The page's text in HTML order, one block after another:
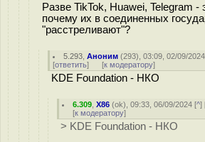
Разве TikTok, Huawei, Telegram
почему их в соединенных
"расстреливают"?
5.293 ,Аноним (293), 03:09, 02/09/
[ответить] [к модератору]
KDE Foundation - НКО
6.309 ,X86 (ok), 09:33, 06/09/2024 [^]
[к модератору]
> KDE Foundation - НКО